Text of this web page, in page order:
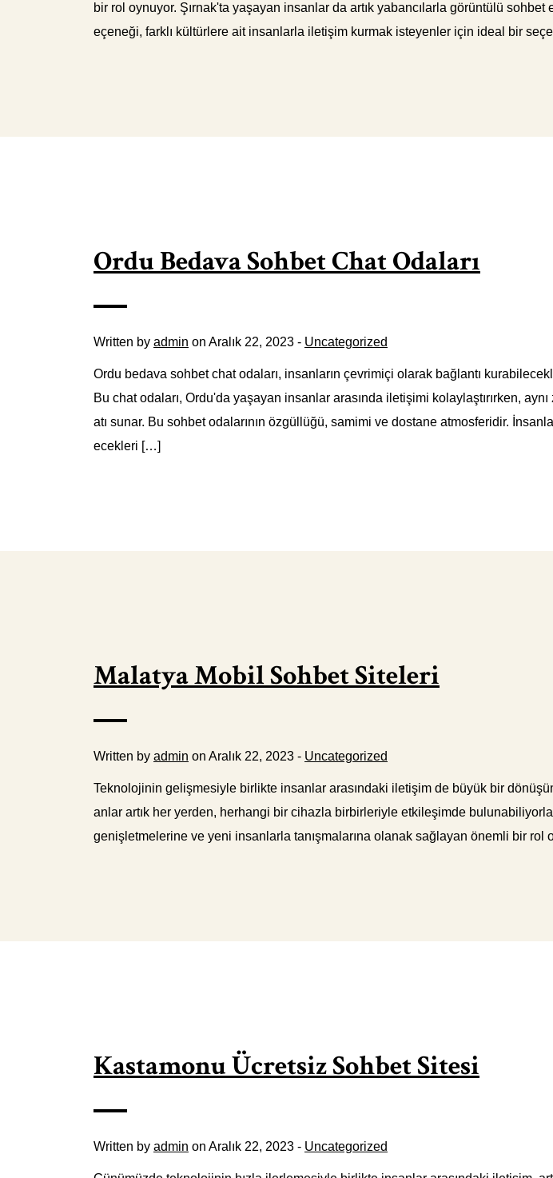
bir rol oynuyor. Şırnak'ta yaşayan insanlar da artık yabancılarla görüntülü
eçeneği, farklı kültürlere ait insanlarla iletişim kurmak isteyenler için ideal bir
Ordu Bedava Sohbet Chat Odaları
Written by admin on Aralık 22, 2023 - Uncategorized
Ordu bedava sohbet chat odaları, insanların çevrimiçi olarak bağlantı
Bu chat odaları, Ordu'da yaşayan insanlar arasında iletişimi kolaylaştırırken,
atı sunar. Bu sohbet odalarının özgüllüğü, samimi ve dostane atmosferidir.
ecekleri […]
Malatya Mobil Sohbet Siteleri
Written by admin on Aralık 22, 2023 - Uncategorized
Teknolojinin gelişmesiyle birlikte insanlar arasındaki iletişim de büyük bir
anlar artık her yerden, herhangi bir cihazla birbirleriyle etkileşimde
genişletmelerine ve yeni insanlarla tanışmalarına olanak sağlayan önemli bir
Kastamonu Ücretsiz Sohbet Sitesi
Written by admin on Aralık 22, 2023 - Uncategorized